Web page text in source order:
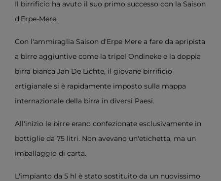
Il birrificio ha avuto il suo primo successo con la Saison
d'Erpe-Mere.
Con l'ammiraglia Saison d'Erpe Mere a fare da apripista
a birre aggiuntive come la tripel Ondineke e la doppia
birra bianca Jan De Lichte, il giovane birrificio
artigianale si è rapidamente imposto sulla mappa
internazionale della birra in diversi Paesi.
All'inizio le birre erano confezionate esclusivamente in
bottiglie da 75 litri. Non avevano un'etichetta, ma un
imballaggio di carta.
L'impianto da 5 hl è stato sostituito da un nuovissimo